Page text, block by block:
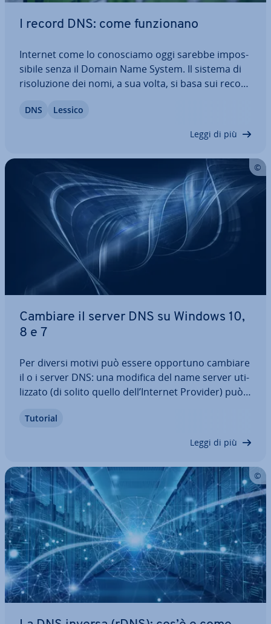
I record DNS: come fun­zio­na­no
Internet come lo co­no­scia­mo oggi sarebbe im­pos­
si­bi­le senza il Domain Name System. Il sistema di
ri­so­lu­zio­ne dei nomi, a sua volta, si basa sui record
sono inseriti in un file di testo e ga­ran­ti­sco­no che a
DNS Lessico
Leggi di più
Cambiare il server DNS su Windows 10,
8 e 7
Per diversi motivi può essere opportuno cambiare
il o i server DNS: una modifica del name server uti­
liz­za­to (di solito quello dell’Internet Provider) può
World Wide Web. Con questa guida sco­pri­re­te le
Tutorial
Leggi di più